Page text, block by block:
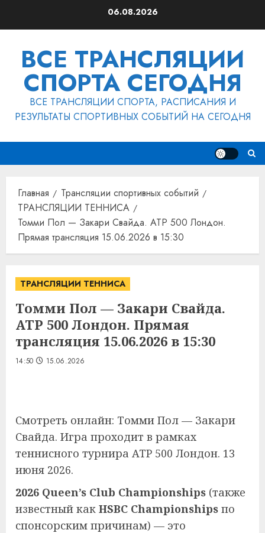
06.08.2026
ВСЕ ТРАНСЛЯЦИИ
СПОРТА СЕГОДНЯ
ВСЕ ТРАНСЛЯЦИИ СПОРТА, РАСПИСАНИЯ И
РЕЗУЛЬТАТЫ СПОРТИВНЫХ СОБЫТИЙ НА СЕГОДНЯ
Главная
Трансляции спортивных событий
ТРАНСЛЯЦИИ ТЕННИСА
Томми Пол — Закари Свайда. ATP 500 Лондон.
Прямая трансляция 15.06.2026 в 15:30
ТРАНСЛЯЦИИ ТЕННИСА
Томми Пол — Закари Свайда.
ATP 500 Лондон. Прямая
трансляция 15.06.2026 в 15:30
14:50 15.06.2026
Смотреть онлайн: Томми Пол — Закари
Свайда. Игра проходит в рамках
теннисного турнира ATP 500 Лондон. 13
июня 2026.
2026 Queen’s Club Championships (также
известный как HSBC Championships по
спонсорским причинам) — это